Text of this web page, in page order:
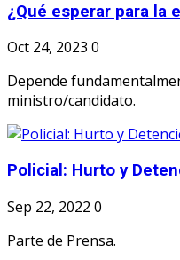
¿Qué esperar para la
Oct 24, 2023 0
Depende
ministro/candidato.
Policial: Hurto y
Sep 22, 2022 0
Parte de Prensa.